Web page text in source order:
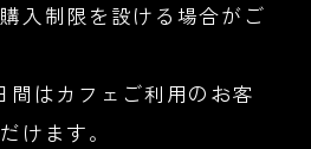
入制限を設ける場合がご
はカフェご利用のお客
けます。